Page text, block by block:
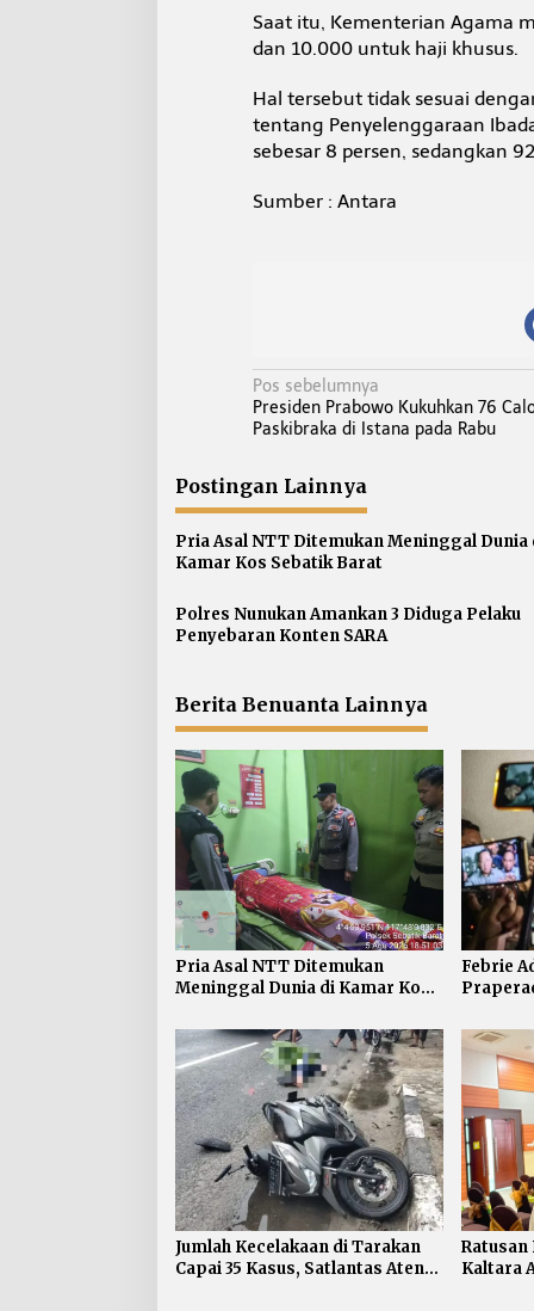
Saat itu, Kementerian Agama
dan 10.000 untuk haji khusus.
Hal tersebut tidak sesuai
tentang Penyelenggaraan
sebesar 8 persen, sedangkan
Sumber : Antara
N
a
i
g
a
s
p
o
Pos sebelumnya
Presiden Prabowo Kukuhkan 76
Paskibraka di Istana pada Rabu
Postingan Lainnya
Pria Asal NTT Ditemukan Meninggal Dunia
Kamar Kos Sebatik Barat
Polres Nunukan Amankan 3 Diduga Pelaku
Penyebaran Konten SARA
Berita Benuanta Lainnya
Pria Asal NTT Ditemukan
Meninggal Dunia di Kamar Kos
Febrie
Jumlah Kecelakaan di Tarakan
Capai 35 Kasus, Satlantas Atensi
Ratusan
Kaltara